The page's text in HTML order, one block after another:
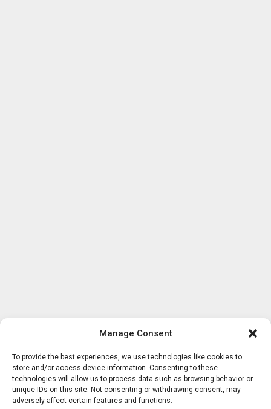
Manage Consent
To provide the best experiences, we use technologies like cookies to
store and/or access device information. Consenting to these
technologies will allow us to process data such as browsing behavior or
unique IDs on this site. Not consenting or withdrawing consent, may
adversely affect certain features and functions.